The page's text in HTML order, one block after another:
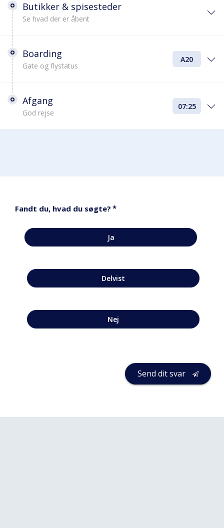
Butikker & spisesteder
Se hvad der er åbent
Boarding
Gate og flystatus
A20
Afgang
God rejse
07:25
Fandt du, hvad du søgte? *
Ja
Delvist
Nej
Send dit svar